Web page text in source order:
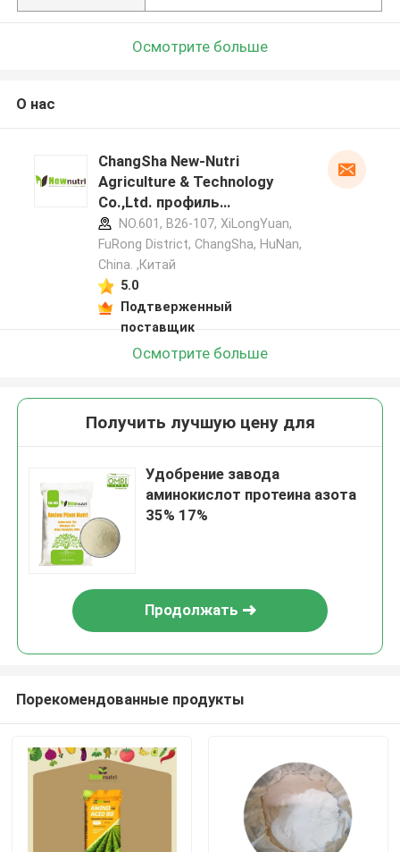
Осмотрите больше
О нас
ChangSha New-Nutri
Agriculture & Technology
Co.,Ltd. профиль
производителя
NO.601, B26-107, XiLongYuan,
FuRong District, ChangSha, HuNan,
China. ,Китай
5.0
Подтверженный
поставщик
Осмотрите больше
Получить лучшую цену для
Удобрение завода
аминокислот протеина азота
35% 17%
Продолжать
Порекомендованные продукты